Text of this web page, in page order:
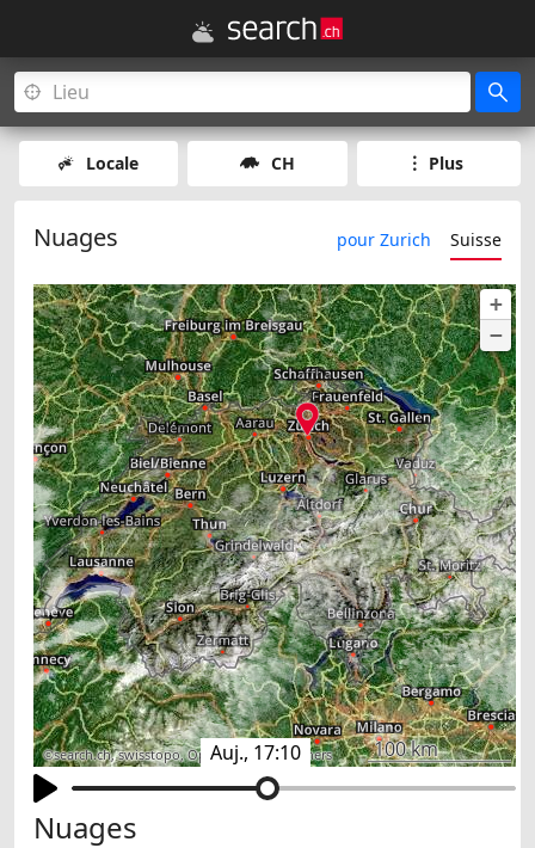
Locale CH Plus
Nuages pour Zurich Suisse
Auj., 17:10
+
−
©search.ch,swisstopo,OpenStreetMap ,others 100 km
Nuages